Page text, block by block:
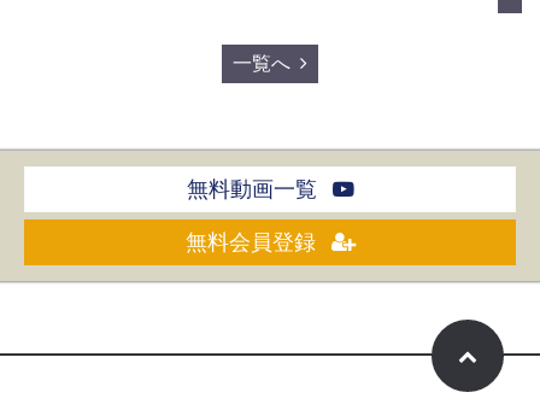
一覧へ
無料動画一覧
無料会員登録